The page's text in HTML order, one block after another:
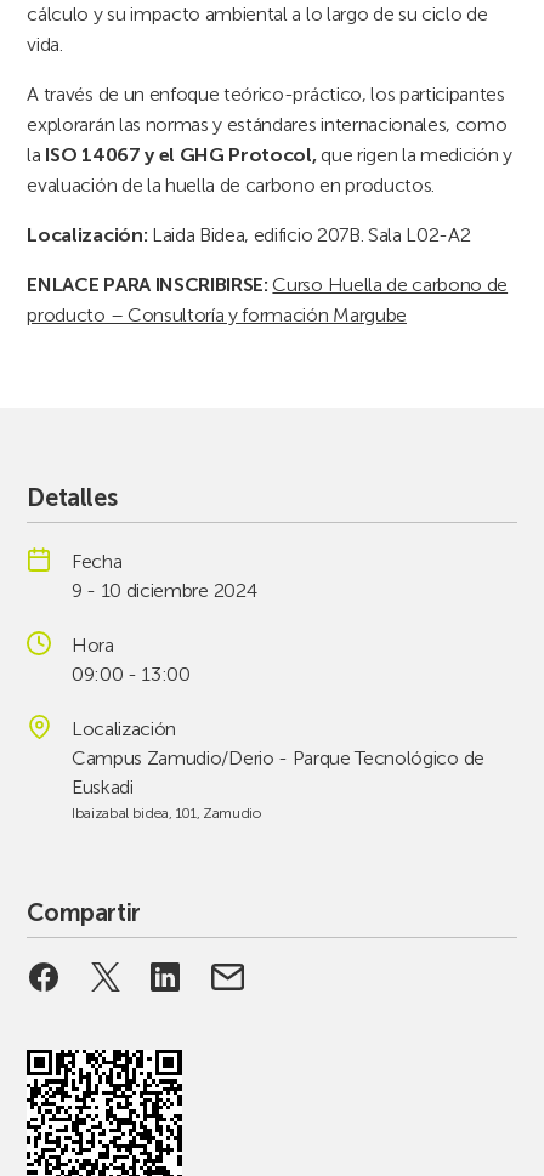
cálculo y su impacto ambiental a lo largo de su ciclo de
vida.
A través de un enfoque teórico-práctico, los participantes
explorarán las normas y estándares internacionales, como
la ISO 14067 y el GHG Protocol,que rigen la medición y
evaluación de la huella de carbono en productos.
Localización: Laida Bidea, edificio 207B. Sala L02-A2
ENLACE PARA INSCRIBIRSE: Curso Huella de carbono de
producto – Consultoría y formación Margube
Detalles
Fecha
9 - 10 diciembre 2024
Hora
09:00 - 13:00
Localización
Campus Zamudio/Derio - Parque Tecnológico de
Euskadi
Ibaizabal bidea, 101, Zamudio
Compartir